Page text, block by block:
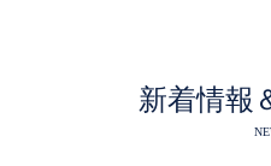
新着情報